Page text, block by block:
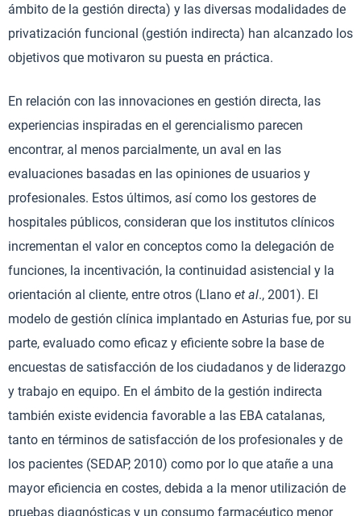
ámbito de la gestión directa) y las diversas modalidades de
privatización funcional (gestión indirecta) han alcanzado los
objetivos que motivaron su puesta en práctica.
En relación con las innovaciones en gestión directa, las
experiencias inspiradas en el gerencialismo parecen
encontrar, al menos parcialmente, un aval en las
evaluaciones basadas en las opiniones de usuarios y
profesionales. Estos últimos, así como los gestores de
hospitales públicos, consideran que los institutos clínicos
incrementan el valor en conceptos como la delegación de
funciones, la incentivación, la continuidad asistencial y la
orientación al cliente, entre otros (Llano et al., 2001). El
modelo de gestión clínica implantado en Asturias fue, por su
parte, evaluado como eficaz y eficiente sobre la base de
encuestas de satisfacción de los ciudadanos y de liderazgo
y trabajo en equipo. En el ámbito de la gestión indirecta
también existe evidencia favorable a las EBA catalanas,
tanto en términos de satisfacción de los profesionales y de
los pacientes (SEDAP, 2010) como por lo que atañe a una
mayor eficiencia en costes, debida a la menor utilización de
pruebas diagnósticas y un consumo farmacéutico menor